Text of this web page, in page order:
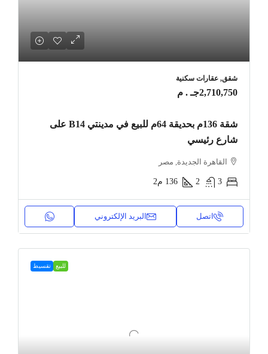
شقق, عقارات سكنية
2,710,750جـ . م
شقة 136م بحديقة 64م للبيع في مدينتي B14 على
شارع رئيسي
القاهرة الجديدة, مصر
3
2
136 م2
اتصل البريد الإلكتروني
للبيع تقسيط